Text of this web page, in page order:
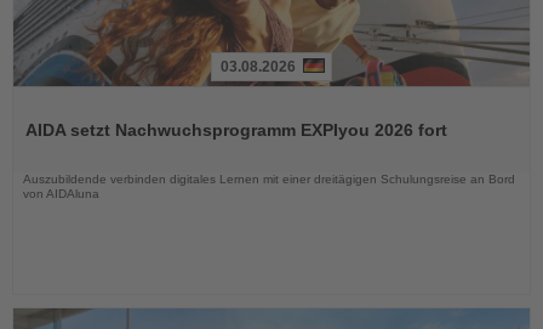
die
03.08.2026
AIDA setzt Nachwuchsprogramm EXPIyou 2026 fort
Auszubildende verbinden digitales Lernen mit einer dreitägigen Schulungsreise an Bord
von AIDAluna